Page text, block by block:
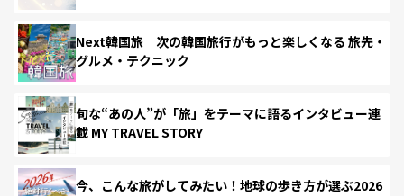
Next韓国旅 次の韓国旅行がもっと楽しくなる 旅先・
グルメ・テクニック
旬な“あの人”が「旅」をテーマに語るインタビュー連
載 MY TRAVEL STORY
今、こんな旅がしてみたい！地球の歩き方が選ぶ2026